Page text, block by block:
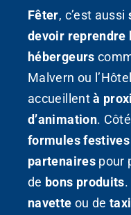
Fêter, c’est aussi
devoir reprendre
hébergeurs
Malvern ou
accueillentà
d’animation. Côté
formules festives
partenairespour
de bons produits
navette ou detaxi